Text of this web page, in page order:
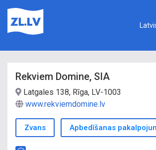
Rekviem Domine, SIA
Latgales 138, Rīga, LV-1003
www.rekviemdomine.lv
Zvans Apbedīšanas